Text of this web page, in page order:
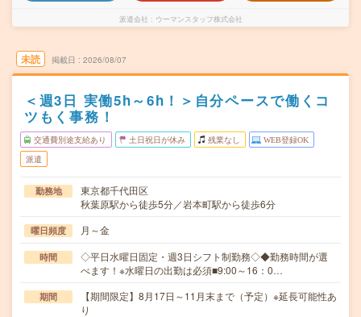
派遣会社 ウーマンスタッフ株式会社
未読 掲載日 2026/08/07
＜週3日 実働5h～6h！＞自分ペースで働くコ
ツもく事務！
交通費別途支給あり 土日祝日が休み 残業なし WEB登録OK
派遣
勤務地
東京都千代田区
秋葉原駅から徒歩5分／岩本町駅から徒歩6分
曜日頻度 月～金
時間
◇平日水曜日固定・週3日シフト制勤務◇◆勤務時間が選
べます！※水曜日の出勤は必須■9:00～16：0…
期間
【期間限定】8月17日～11月末まで（予定）※延長可能性あ
り